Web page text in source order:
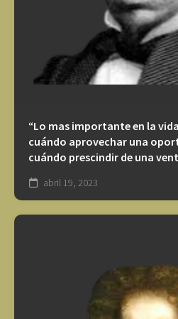
“Lo mas importante en la
cuándo aprovechar una
cuándo prescindir de una
abril 19, 2023